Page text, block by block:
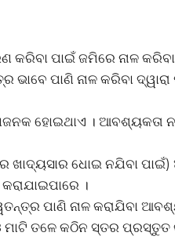
ପାଇଁ ଜମିରେ ନାଳ
ପାଣି ନାଳ କରିବା
ହୋଇଥାଏ ।
ଧୋଇ ନଯିବା ପାଇଁ)
।
ପାଣି ନାଳ କରାଯିବା
ତଳେ କଠିନ ସ୍ତର ପ୍ରସ୍ତୁତ